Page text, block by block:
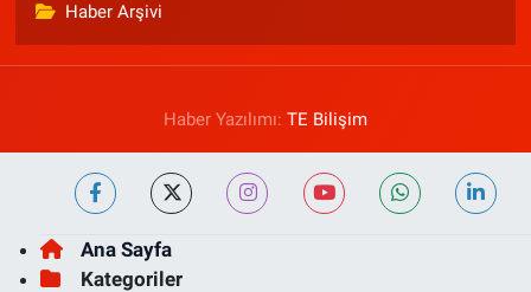
Haber Arşivi
Haber Yazılımı: TE Bilişim
Ana Sayfa
Kategoriler